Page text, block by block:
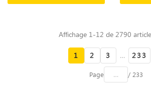
Affichage 1-12 de 2790
1 2 3 … 233
Page / 233